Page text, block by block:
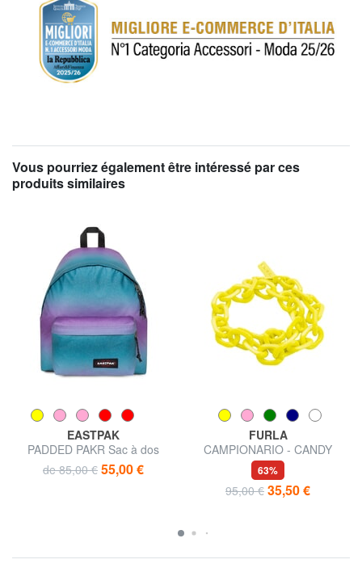
Vous pourriez également être intéressé par ces
produits similaires
EASTPAK
PADDED PAKR Sac à dos
de 85,00 € 55,00 €
FURLA
CAMPIONARIO - CANDY
Poignée en résine
63%
95,00 € 35,50 €